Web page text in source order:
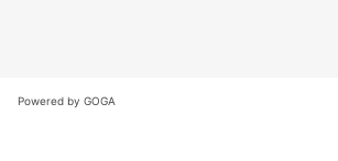
Powered by GOGA